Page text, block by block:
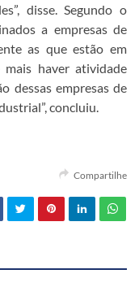
disse. Segundo o
a empresas de
as que estão em
haver atividade
dessas empresas de
concluiu.
Compartilhe